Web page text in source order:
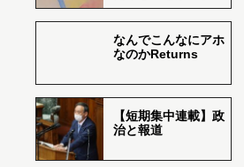
なんでこんなにアホ
なのかReturns
【短期集中連載】政
治と報道